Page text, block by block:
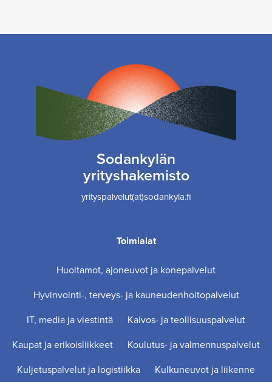
Sodankylän
yrityshakemisto
yrityspalvelut(at)sodankyla.fi
Toimialat
Huoltamot, ajoneuvot ja konepalvelut
Hyvinvointi-, terveys- ja kauneudenhoitopalvelut
IT, media ja viestintä
Kaivos- ja teollisuuspalvelut
Kaupat ja erikoisliikkeet
Koulutus- ja valmennuspalvelut
Kuljetuspalvelut ja logistiikka
Kulkuneuvot ja liikenne